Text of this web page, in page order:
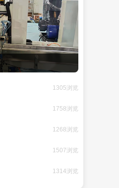
1305浏览
1758浏览
1268浏览
1507浏览
1314浏览